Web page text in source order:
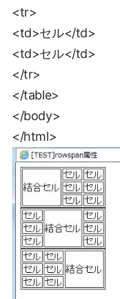
<tr>
<td>セル</td>
<td>セル</td>
</tr>
</table>
</body>
</html>